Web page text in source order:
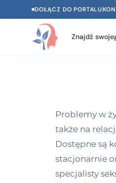
DOŁĄCZ DO PORTALU
Znajdź
Problemy w
także na
Dostępne są
stacjonarnie
specjalisty